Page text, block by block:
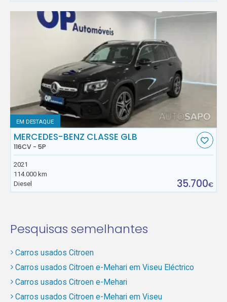
EM DESTAQUE
MERCEDES-BENZ CLASSE GLB
116CV - 5P
2021
114.000 km
Diesel
35.700€
Pesquisas semelhantes
Carros usados Citroen
Carros usados Citroen e-Mehari em Viseu Eléctrico
Carros usados Citroen e-Mehari
Carros usados Citroen e-Mehari em Viseu